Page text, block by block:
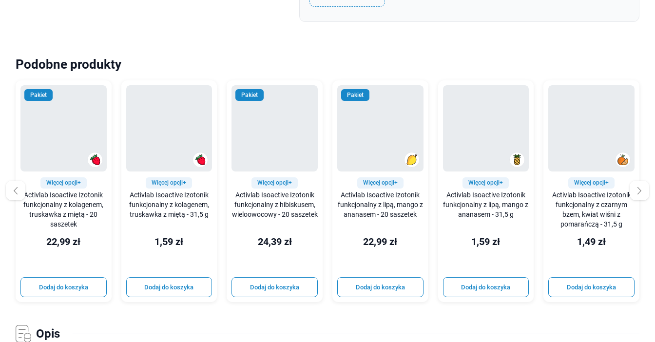
Podobne produkty
Pakiet
Więcej opcji+
Activlab Isoactive Izotonik
funkcjonalny z kolagenem,
truskawka z miętą - 20
saszetek
22,99 zł
Dodaj do koszyka
Więcej opcji+
Activlab Isoactive Izotonik
funkcjonalny z kolagenem,
truskawka z miętą - 31,5 g
1,59 zł
Dodaj do koszyka
Pakiet
Więcej opcji+
Activlab Isoactive Izotonik
funkcjonalny z hibiskusem,
wieloowocowy - 20 saszetek
24,39 zł
Dodaj do koszyka
Pakiet
Więcej opcji+
Activlab Isoactive Izotonik
funkcjonalny z lipą, mango z
ananasem - 20 saszetek
22,99 zł
Dodaj do koszyka
Więcej opcji+
Activlab Isoactive Izotonik
funkcjonalny z lipą, mango z
ananasem - 31,5 g
1,59 zł
Dodaj do koszyka
Więcej opcji+
Activlab Isoactive Izotonik
funkcjonalny z czarnym
bzem, kwiat wiśni z
pomarańczą - 31,5 g
1,49 zł
Dodaj do koszyka
Opis